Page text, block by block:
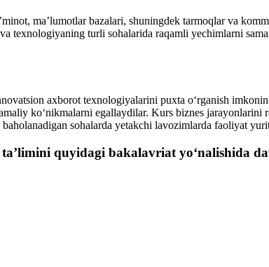
ma’lumotlar bazalari, shuningdek tarmoqlar va
texnologiyaning turli sohalarida raqamli yechimlarni
axborot texnologiyalarini puxta o‘rganish
ko‘nikmalarni egallaydilar. Kurs biznes jarayonlarini
sohalarda yetakchi lavozimlarda faoliyat
quyidagi bakalavriat yo‘nalishida